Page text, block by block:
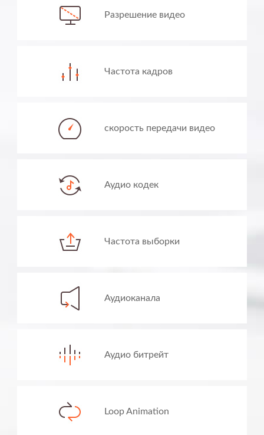
Разрешение видео
Частота кадров
скорость передачи видео
Аудио кодек
Частота выборки
Аудиоканала
Аудио битрейт
Loop Animation